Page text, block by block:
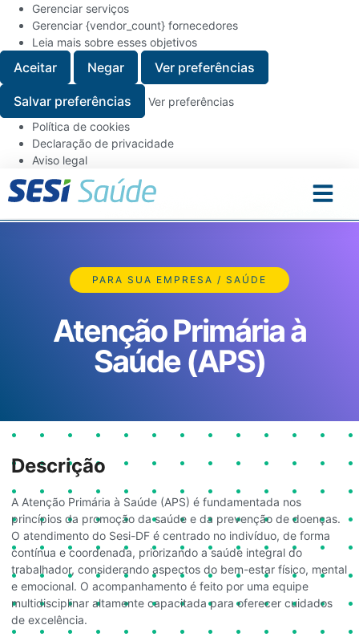
Gerenciar serviços
Gerenciar {vendor_count} fornecedores
Leia mais sobre esses objetivos
Aceitar Negar Ver preferências
Salvar preferências
Ver preferências
Política de cookies
Declaração de privacidade
Aviso legal
PARA SUA EMPRESA / SAÚDE
Atenção Primária à
Saúde (APS)
Descrição
A Atenção Primária à Saúde (APS) é fundamentada nos
princípios da promoção da saúde e da prevenção de doenças.
O atendimento do Sesi-DF é centrado no indivíduo, de forma
contínua e coordenada, priorizando a saúde integral do
trabalhador, considerando aspectos do bem-estar físico, mental
e emocional. O acompanhamento é feito por uma equipe
multidisciplinar altamente capacitada para oferecer cuidados
de excelência.